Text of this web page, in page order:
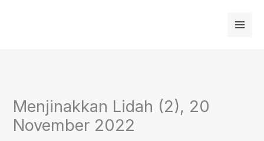
Menjinakkan Lidah (2), 20
November 2022